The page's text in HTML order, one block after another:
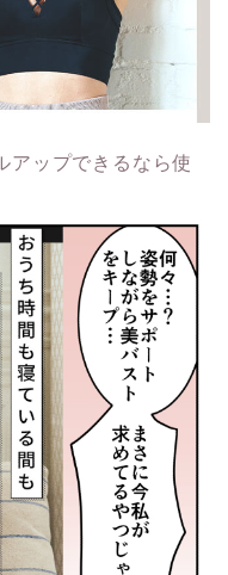
アップできるなら使